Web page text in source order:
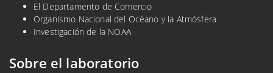
El Departamento de Comercio
Organismo Nacional del Océano y la Atmósfera
Investigación de la NOAA
Sobre el laboratorio